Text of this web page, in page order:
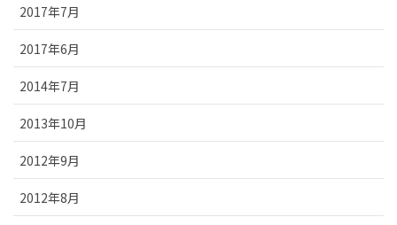
2017年7月
2017年6月
2014年7月
2013年10月
2012年9月
2012年8月